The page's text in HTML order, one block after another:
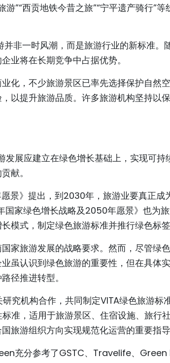
”“西贡地铁今昔之旅”“宁平遗产骑行”等
非一时风潮，而是旅游行业的新标准。
业将在长期竞争中占据优势。
化，不少旅游景区已率先选择保护自然
以提升旅游品质。许多旅游机构坚持以
发展应建立在绿色增长基础上，实现可
献。
景》提出，到2030年，旅游业要真正成
家绿色增长战略及2050年愿景》也为
模式，制定绿色旅游标准并推行绿色标签
家旅游发展的战略要求。然而，尽管绿
虽认识到绿色旅游的重要性，但在具体
径推进转型。
究机构合作，共同制定VITA绿色旅游标
准，适用于旅游景区、住宿设施、旅行
旅游组织方向实现规范化运营的重要指导
充分参考了GSTC、Travelife、Green